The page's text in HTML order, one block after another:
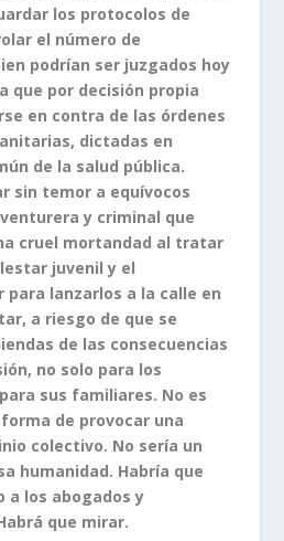
los protocolos de
el número de
podrían ser juzgados hoy
que por decisión propia
en contra de las órdenes
dictadas en
de la salud pública.
sin temor a equívocos
y criminal que
cruel mortandad al tratar
juvenil y el
lanzarlos a la calle en
a riesgo de que se
de las consecuencias
no solo para los
sus familiares. No es
de provocar una
colectivo. No sería un
humanidad. Habría que
a los abogados y
que mirar.